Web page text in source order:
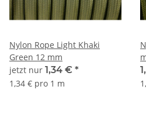
Nylon Rope Light Khaki
Green 12 mm
jetzt nur 1,34 € *
1,34 € pro 1 m